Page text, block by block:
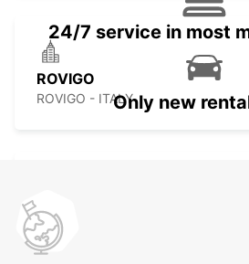
ROVIGO
ROVIGO - ITALY
FERRARA
FERRARA - ITALY
24/7 service in most
Only new